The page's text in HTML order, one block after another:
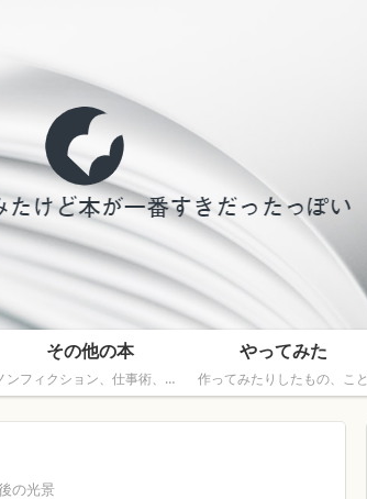
その他の本
ノンフィクション、仕事術、文芸以外の本
やってみた
作ってみたりしたもの、こと
の光景